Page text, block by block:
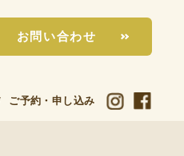
お問い合わせ
ご予約・申し込み